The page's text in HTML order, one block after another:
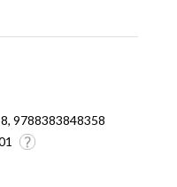
9788383848358